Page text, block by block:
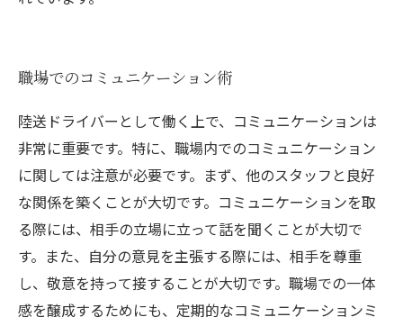
職場でのコミュニケーション術
陸送ドライバーとして働く上で、コミュニケーションは
非常に重要です。特に、職場内でのコミュニケーション
に関しては注意が必要です。まず、他のスタッフと良好
な関係を築くことが大切です。コミュニケーションを取
る際には、相手の立場に立って話を聞くことが大切で
す。また、自分の意見を主張する際には、相手を尊重
し、敬意を持って接することが大切です。職場での一体
感を醸成するためにも、定期的なコミュニケーションミ